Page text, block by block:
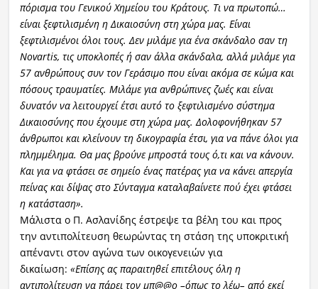
πόρισμα του Γενικού Χημείου του Κράτους. Τι να πρωτοπώ…
είναι ξεφτιλισμένη η Δικαιοσύνη στη χώρα μας. Είναι
ξεφτιλισμένοι όλοι τους. Δεν μιλάμε για ένα σκάνδαλο σαν τη
Novartis, τις υποκλοπές ή σαν άλλα σκάνδαλα, αλλά μιλάμε για
57 ανθρώπους συν τον Γεράσιμο που είναι ακόμα σε κώμα και
πόσους τραυματίες. Μιλάμε για ανθρώπινες ζωές και είναι
δυνατόν να λειτουργεί έτσι αυτό το ξεφτιλισμένο σύστημα
Δικαιοσύνης που έχουμε στη χώρα μας. Δολοφονήθηκαν 57
άνθρωποι και κλείνουν τη δικογραφία έτσι, για να πάνε όλοι για
πλημμέλημα. Θα μας βρούνε μπροστά τους ό,τι και να κάνουν.
Και για να φτάσει σε σημείο ένας πατέρας για να κάνει απεργία
πείνας και δίψας στο Σύνταγμα καταλαβαίνετε πού έχει φτάσει
η κατάσταση».
Μάλιστα ο Π. Ασλανίδης έστρεψε τα βέλη του και προς
την αντιπολίτευση θεωρώντας τη στάση της υποκριτική
απέναντι στον αγώνα των οικογενειών για
δικαίωση: «Επίσης ας παραιτηθεί επιτέλους όλη η
αντιπολίτευση να πάρει τον μπ@@ο –όπως το λέω– από εκεί